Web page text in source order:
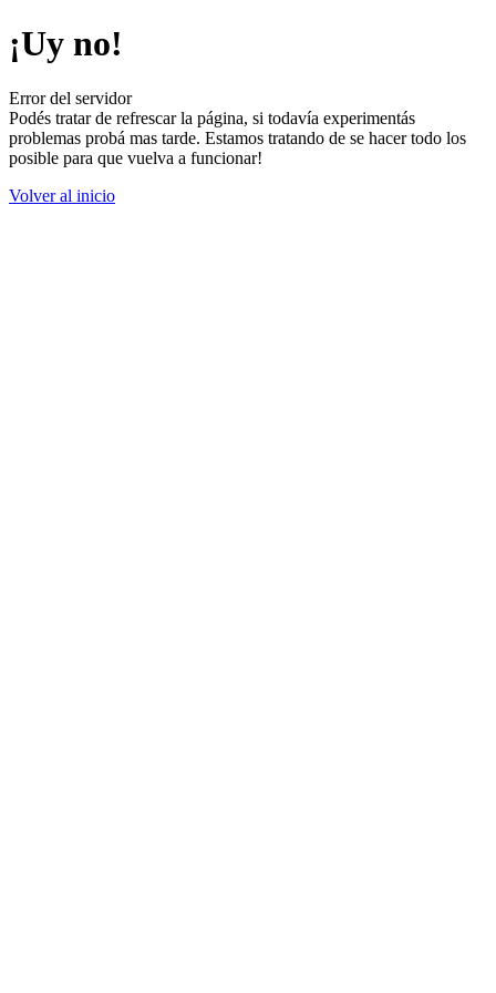
¡Uy no!
Error del servidor
Podés tratar de refrescar la página, si todavía experimentás
problemas probá mas tarde. Estamos tratando de se hacer todo los
posible para que vuelva a funcionar!
Volver al inicio